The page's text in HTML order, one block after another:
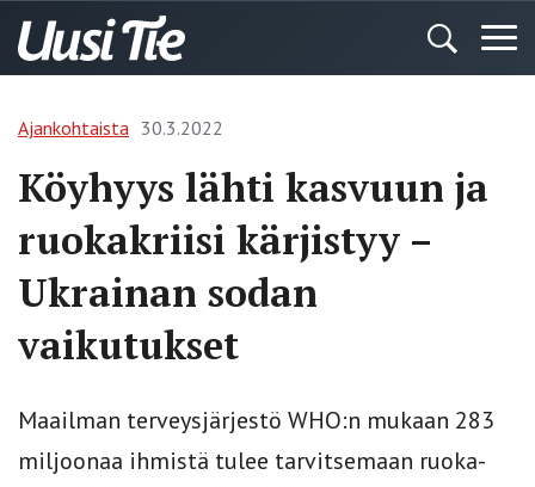
Ajankohtaista 30.3.2022
Köyhyys lähti kasvuun ja
ruokakriisi kärjistyy –
Ukrainan sodan
vaikutukset
Maailman terveysjärjestö WHO:n mukaan 283
miljoonaa ihmistä tulee tarvitsemaan ruoka-